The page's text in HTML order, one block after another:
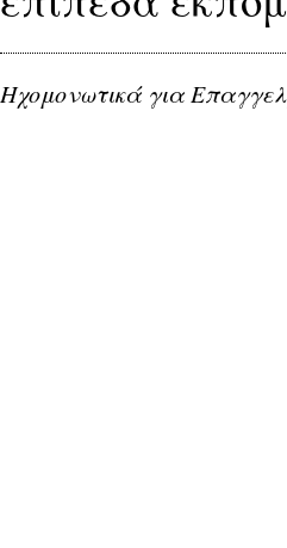
Ηχομονωτικά για